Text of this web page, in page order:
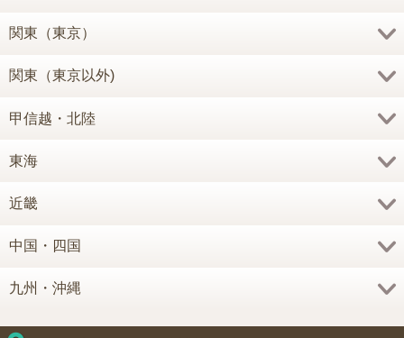
関東（東京）
関東（東京以外)
甲信越・北陸
東海
近畿
中国・四国
九州・沖縄